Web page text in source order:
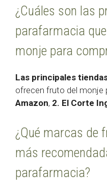
¿Cuáles son las
parafarmacia
monje para
Las principales
ofrecen fruto del monje
Amazon, 2. El Corte
¿Qué marcas de
más
parafarmacia?